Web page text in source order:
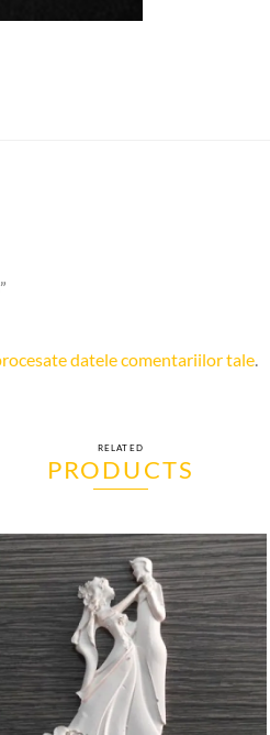
datele comentariilor tale.
RELATED
PRODUCTS